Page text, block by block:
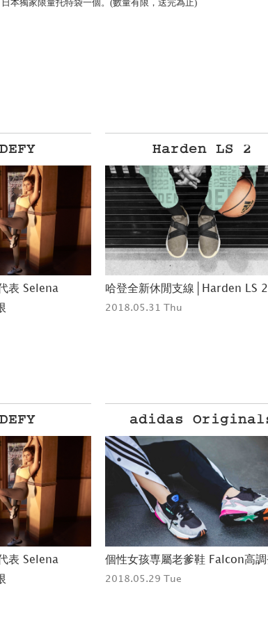
本獨家限量托特袋一個。(數量有限，送完為止)
LS 2
LS 2
PUMA x SEGA
全新復刻鞋款RS-0 玩味復古潮流
2018.05.31 Thu
高調登場
Legacy
Legacy LIVE 6月贈票活動
2018.06.01 Fri